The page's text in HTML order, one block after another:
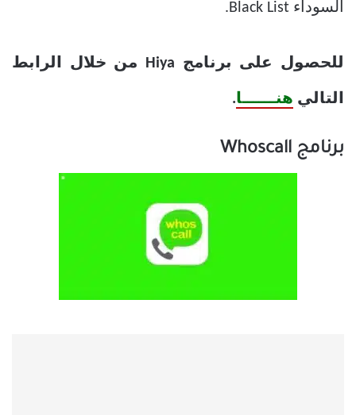
السوداء Black List.
للحصول على برنامج Hiya من خلال الرابط
التالي هنــــــا.
برنامج Whoscall